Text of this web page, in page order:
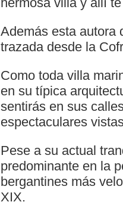
Además esta autora
trazada desde la
Como toda villa
en su típica
sentirás en sus
espectaculares
Pese a su actual
predominante en la
bergantines más
XIX.